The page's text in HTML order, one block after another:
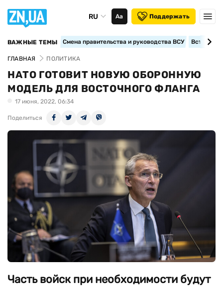
RU Аа Поддержать
ВАЖНЫЕ ТЕМЫ Смена правительства и руководства ВСУ
ГЛАВНАЯ ПОЛИТИКА
НАТО ГОТОВИТ НОВУЮ ОБОРОННУЮ
МОДЕЛЬ ДЛЯ ВОСТОЧНОГО ФЛАНГА
17 июня, 2022, 06:34
Поделиться
Часть войск при необходимости будут